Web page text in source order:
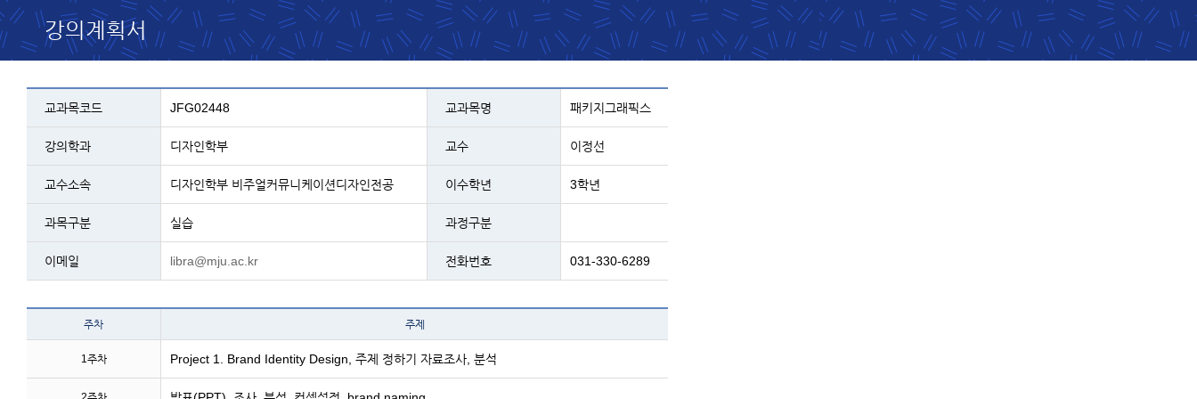
강의계획서
교과목코드 JFG02448 교과목명 패키지그래픽스
강의학과 디자인학부 교수 이정선
교수소속 디자인학부 비주얼커뮤니케이션디자인전공 이수학년 3학년
과목구분 실습 과정구분
이메일 libra@mju.ac.kr 전화번호 031-330-6289
주차
주제
1주차 Project 1. Brand Identity Design, 주제 정하기 자료조사, 분석